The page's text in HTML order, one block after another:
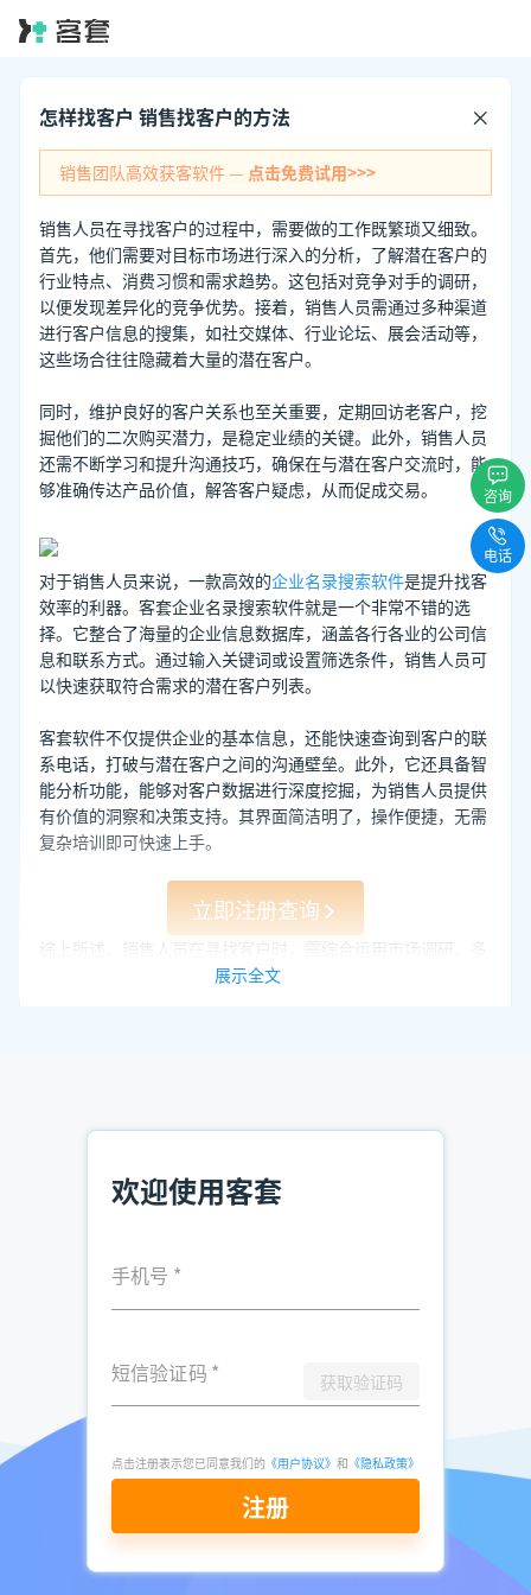
怎样找客户 销售找客户的方法
销售团队高效获客软件 — 点击免费试用>>>
销售人员在寻找客户的过程中，需要做的工作既繁琐又细致。
首先，他们需要对目标市场进行深入的分析，了解潜在客户的
行业特点、消费习惯和需求趋势。这包括对竞争对手的调研，
以便发现差异化的竞争优势。接着，销售人员需通过多种渠道
进行客户信息的搜集，如社交媒体、行业论坛、展会活动等，
这些场合往往隐藏着大量的潜在客户。
同时，维护良好的客户关系也至关重要，定期回访老客户，挖
掘他们的二次购买潜力，是稳定业绩的关键。此外，销售人员
还需不断学习和提升沟通技巧，确保在与潜在客户交流时，能
够准确传达产品价值，解答客户疑虑，从而促成交易。
对于销售人员来说，一款高效的企业名录搜索软件是提升找客
效率的利器。客套企业名录搜索软件就是一个非常不错的选
择。它整合了海量的企业信息数据库，涵盖各行各业的公司信
息和联系方式。通过输入关键词或设置筛选条件，销售人员可
以快速获取符合需求的潜在客户列表。
客套软件不仅提供企业的基本信息，还能快速查询到客户的联
系电话，打破与潜在客户之间的沟通壁垒。此外，它还具备智
能分析功能，能够对客户数据进行深度挖掘，为销售人员提供
有价值的洞察和决策支持。其界面简洁明了，操作便捷，无需
复杂培训即可快速上手。
立即注册查询
综上所述，销售人员在寻找客户时，需综合运用市场调研、多
渠道搜集信息、客户关系维护以及沟通技巧提升等多种手段。
财务公司怎么找客户电话 财务公司获客方式
2025- 了解更多：
客套企业名录搜索软件
点击立即申请免费试用
展示全文
欢迎使用客套
手机号 *
短信验证码 * 获取验证码
点击注册表示您已同意我们的 《用户协议》 和 《隐私政策》
注册
咨询
电话